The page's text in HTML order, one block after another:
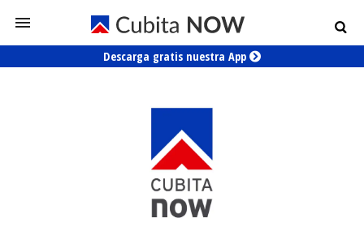
Descarga gratis nuestra App